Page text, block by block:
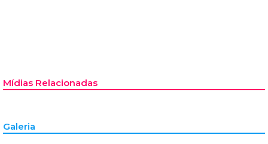
Mídias Relacionadas
Galeria